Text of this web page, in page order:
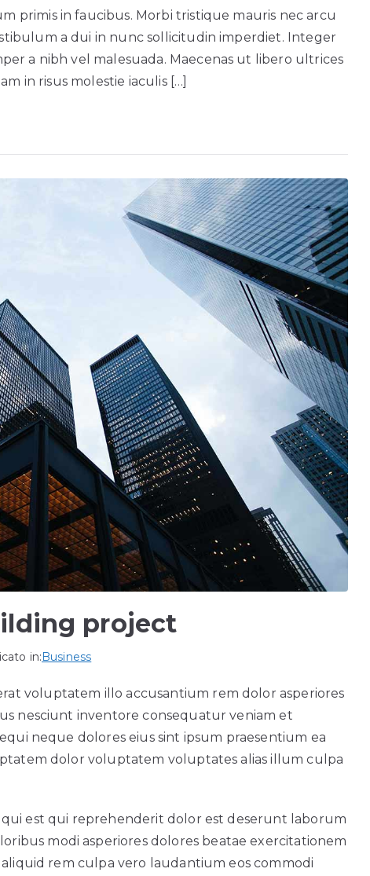
of
shady
business
deal
primis in faucibus. Morbi tristique mauris nec arcu
a dui in nunc sollicitudin imperdiet. Integer
a nibh vel malesuada. Maecenas ut libero ultrices
in risus molestie iaculis […]
project
in:Business
voluptatem illo accusantium rem dolor asperiores
nesciunt inventore consequatur veniam et
neque dolores eius sint ipsum praesentium ea
dolor voluptatem voluptates alias illum culpa
est qui reprehenderit dolor est deserunt laborum
modi asperiores dolores beatae exercitationem
aliquid rem culpa vero laudantium eos commodi